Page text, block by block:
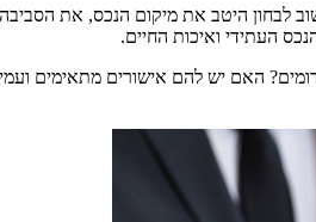
היטב את מיקום הנכס, את הסביבה
העתידי ואיכות החיים.
האם יש להם אישורים מתאימים